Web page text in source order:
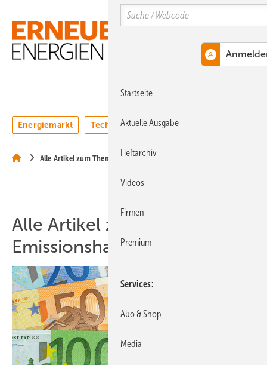
Hauptinhalt
Hauptmenü
SiteSearch
MENÜ
Energiemarkt Technologie Webinare
Alle Artikel zum Thema Emissionshandel
Alle Artikel zum Thema
Emissionshandel
Search
Startseite
Aktuelle Ausgabe
Heftarchiv
Videos
Firmen
Premium
Services
Abo & Shop
Media